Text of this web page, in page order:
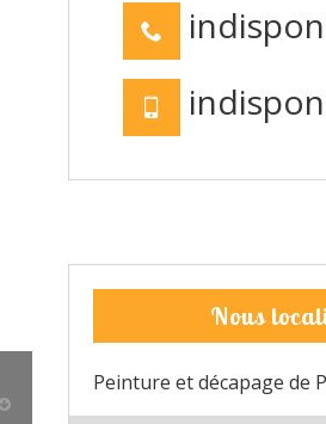
Nous
Peinture et décapage de